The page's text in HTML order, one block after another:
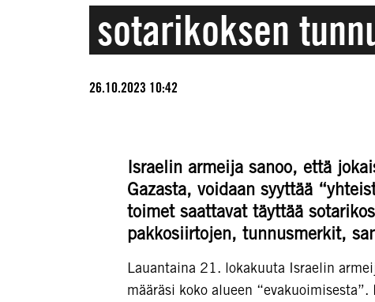
sotarikoksen
26.10.2023 10:42
Israelin armeija sanoo, että
Gazasta, voidaan syyttää
toimet saattavat täyttää
pakkosiirtojen, tunnusmerkit,
Lauantaina 21. lokakuuta Israelin
määräsi koko alueen